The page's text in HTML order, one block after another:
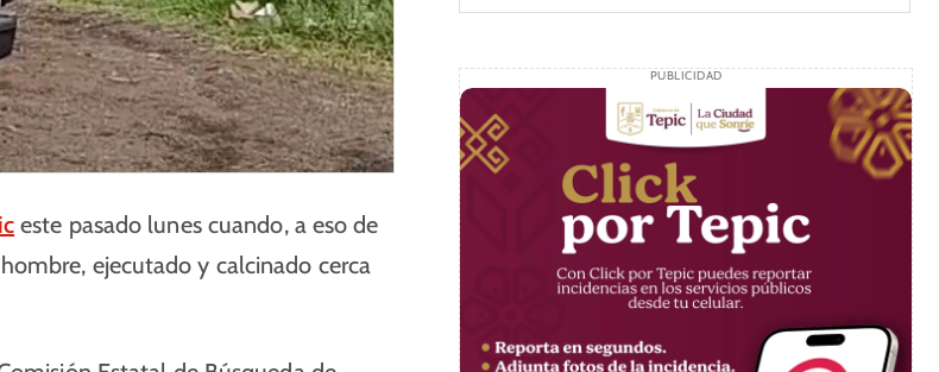
este pasado lunes cuando, a eso de
ejecutado y calcinado cerca
PUBLICIDAD